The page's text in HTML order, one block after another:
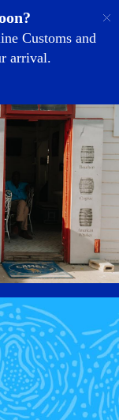
Customs and
arrival.